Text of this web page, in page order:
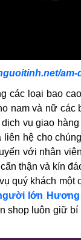
am-
các loại bao
nam và nữ
vụ giao
hệ cho
với nhân
thận và kín
quý khách
lớn Hương
luôn giữ